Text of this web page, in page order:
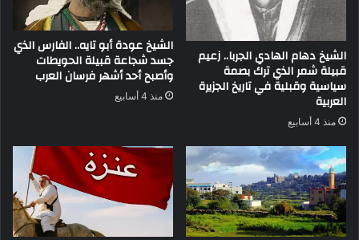
الشيخ دهام الهادي الجربا.. زعيم
قبيلة شمر الذي ترك بصمة
سياسية وقبلية في تاريخ الجزيرة
العربية
منذ 4 أسابيع
الشيخ عودة أبو تايه.. الفارس الذي
جسد شجاعة قبيلة الحويطات
وأصبح أحد أشهر فرسان العرب
منذ 4 أسابيع